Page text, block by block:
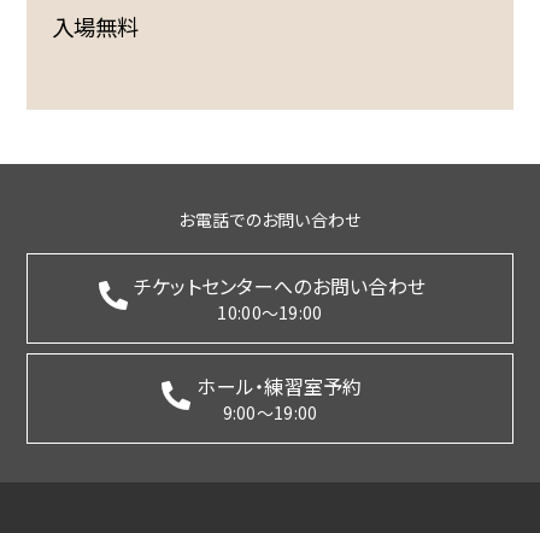
入場無料
お電話でのお問い合わせ
チケットセンターへのお問い合わせ
10:00～19:00
ホール・練習室予約
9:00～19:00